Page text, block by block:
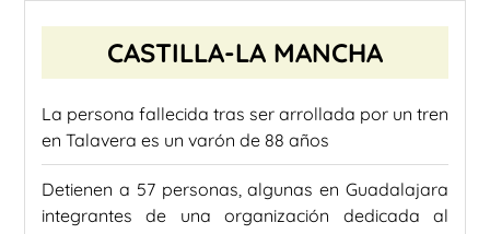
CASTILLA-LA MANCHA
La persona fallecida tras ser arrollada por un tren
en Talavera es un varón de 88 años
Detienen a 57 personas, algunas en Guadalajara
integrantes de una organización dedicada al